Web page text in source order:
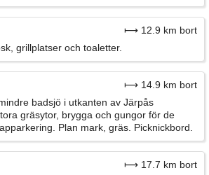
⟼ 12.9 km bort
grillplatser och toaletter.
⟼ 14.9 km bort
badsjö i utkanten av Järpås
gräsytor, brygga och gungor för de
Plan mark, gräs. Picknickbord.
⟼ 17.7 km bort